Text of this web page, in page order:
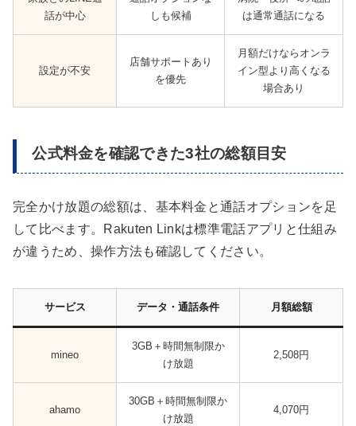
話が中心
しも候補
は通常通話になる
設定が不安
店舗サポートあり
を優先
月額だけならオンラ
イン型より高くなる
場合あり
公式料金を確認できた3社の総額目安
完全かけ放題の総額は、基本料金と通話オプションを足
して比べます。Rakuten Linkは標準電話アプリと仕組み
が違うため、操作方法も確認してください。
サービス データ・通話条件 月額総額
mineo
3GB＋時間無制限か
け放題
2,508円
ahamo
30GB＋時間無制限か
け放題
4,070円